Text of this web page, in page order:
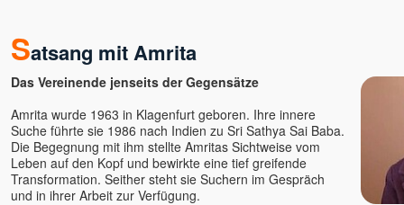
Satsang mit Amrita
Das Vereinende jenseits der Gegensätze
Amrita wurde 1963 in Klagenfurt geboren. Ihre innere
Suche führte sie 1986 nach Indien zu Sri Sathya Sai Baba.
Die Begegnung mit ihm stellte Amritas Sichtweise vom
Leben auf den Kopf und bewirkte eine tief greifende
Transformation. Seither steht sie Suchern im Gespräch
und in ihrer Arbeit zur Verfügung.